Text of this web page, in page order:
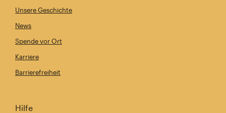
Unsere Geschichte
News
Spende vor Ort
Karriere
Barrierefreiheit
Hilfe